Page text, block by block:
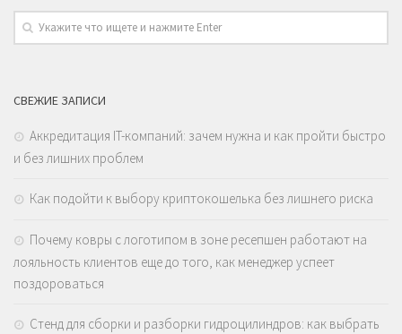
СВЕЖИЕ ЗАПИСИ
Аккредитация IT-компаний: зачем нужна и как пройти быстро
и без лишних проблем
Как подойти к выбору криптокошелька без лишнего риска
Почему ковры с логотипом в зоне ресепшен работают на
лояльность клиентов еще до того, как менеджер успеет
поздороваться
Стенд для сборки и разборки гидроцилиндров: как выбрать